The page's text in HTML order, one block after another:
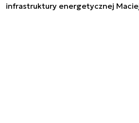
infrastruktury energetycznej